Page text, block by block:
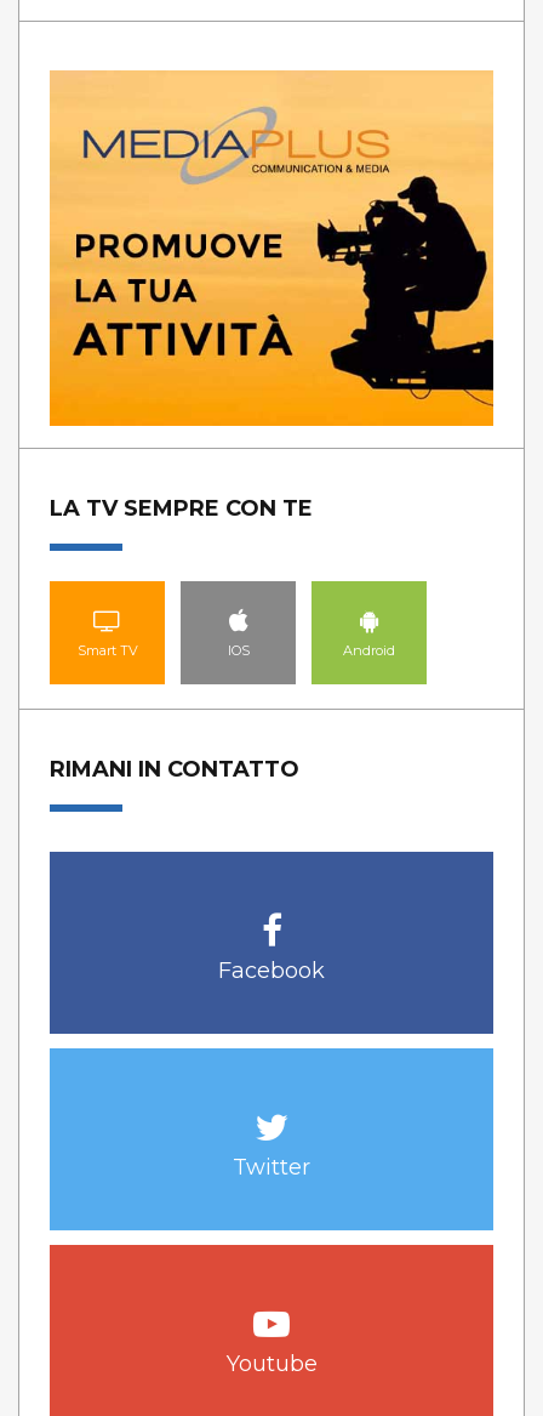
LA TV SEMPRE CON TE
Smart TV IOS Android
RIMANI IN CONTATTO
Facebook
Twitter
Youtube